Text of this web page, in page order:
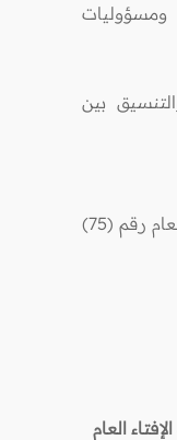
بين
يلغى نظام التنظيم الإداري لدائرة الإفتاء العام رقم (75)
العام